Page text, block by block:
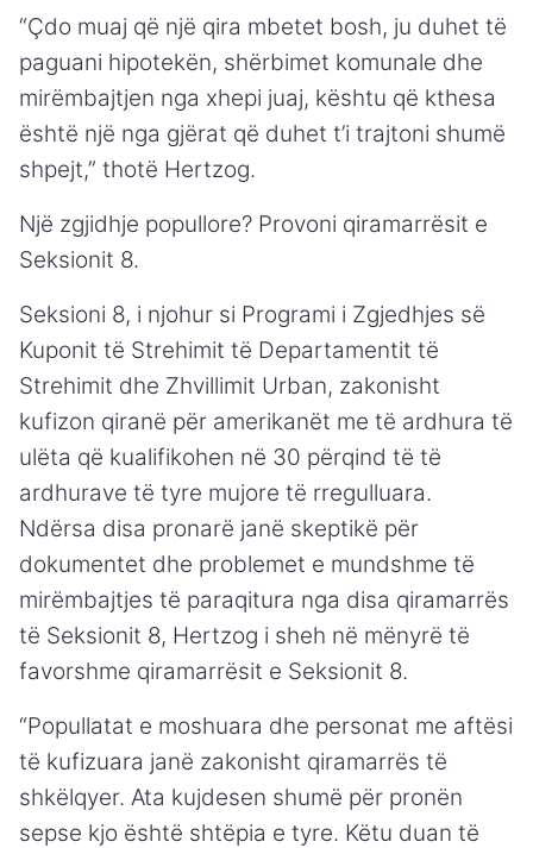
“Çdo muaj që një qira mbetet bosh, ju duhet të
paguani hipotekën, shërbimet komunale dhe
mirëmbajtjen nga xhepi juaj, kështu që kthesa
është një nga gjërat që duhet t’i trajtoni shumë
shpejt,” thotë Hertzog.
Një zgjidhje popullore? Provoni qiramarrësit e
Seksionit 8.
Seksioni 8, i njohur si Programi i Zgjedhjes së
Kuponit të Strehimit të Departamentit të
Strehimit dhe Zhvillimit Urban, zakonisht
kufizon qiranë për amerikanët me të ardhura të
ulëta që kualifikohen në 30 përqind të të
ardhurave të tyre mujore të rregulluara.
Ndërsa disa pronarë janë skeptikë për
dokumentet dhe problemet e mundshme të
mirëmbajtjes të paraqitura nga disa qiramarrës
të Seksionit 8, Hertzog i sheh në mënyrë të
favorshme qiramarrësit e Seksionit 8.
“Popullatat e moshuara dhe personat me aftësi
të kufizuara janë zakonisht qiramarrës të
shkëlqyer. Ata kujdesen shumë për pronën
sepse kjo është shtëpia e tyre. Këtu duan të